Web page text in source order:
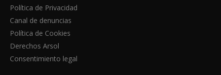
Política de Privacidad
Canal de denuncias
Política de Cookies
Derechos Arsol
Consentimiento legal